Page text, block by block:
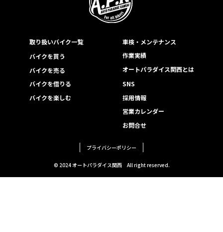
取り扱いバイク一覧
バイクを買う
バイクを売る
バイクを借りる
バイクを楽しむ
車検・メンテナンス
作業実績
オートパラダイス関西とは
SNS
採用情報
営業カレンダー
お問合せ
プライバシーポリシー
© 2024 オートパラダイス関西 All right reserved.